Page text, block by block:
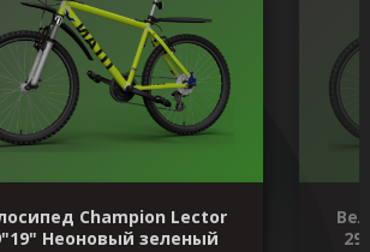
Champion Lector
Неоновый зеленый